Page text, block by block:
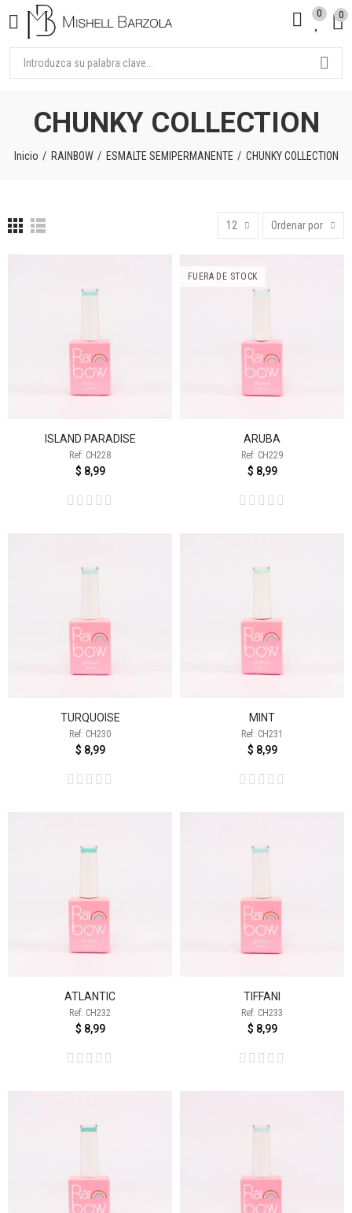
0 0
CHUNKY COLLECTION
Inicio RAINBOW ESMALTE SEMIPERMANENTE CHUNKY COLLECTION
12 Ordenar por
ISLAND PARADISE
Ref: CH228
$ 8,99
FUERA DE STOCK
ARUBA
Ref: CH229
$ 8,99
TURQUOISE
Ref: CH230
$ 8,99
MINT
Ref: CH231
$ 8,99
ATLANTIC
Ref: CH232
$ 8,99
TIFFANI
Ref: CH233
$ 8,99